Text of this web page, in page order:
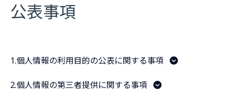
公表事項
1.個人情報の利用目的の公表に関する事項
2.個人情報の第三者提供に関する事項